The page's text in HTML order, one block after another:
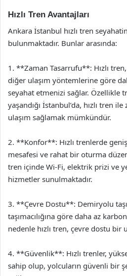
Hızlı Tren Avantajları
Ankara İstanbul hızlı tren
bulunmaktadır. Bunlar arasında:
1. **Zaman Tasarrufu**: Hızlı
diğer ulaşım yöntemlerine göre
seyahat etmenizi sağlar. Özellikle
yaşandığı İstanbul’da, hızlı tren
ulaşım sağlamak mümkündür.
2. **Konfor**: Hızlı trenlerde
mesafesi ve rahat bir oturma
tren içinde Wi-Fi, elektrik prizi ve
hizmetler sunulmaktadır.
3. **Çevre Dostu**: Demiryolu
taşımacılığına göre daha az
nedenle hızlı tren, çevre dostu bir
4. **Güvenlik**: Hızlı trenler,
sahip olup, yolcuların güvenli bir